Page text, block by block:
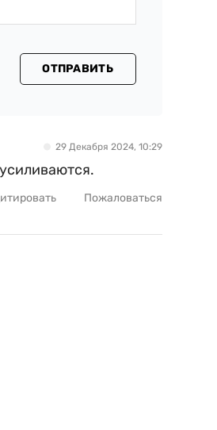
ОТПРАВИТЬ
29 Декабря 2024, 10:29
Пожаловаться